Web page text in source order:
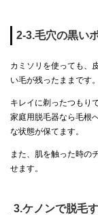
2-3.毛穴の黒い
カミソリを使っても、
い毛が残ったままです。
キレイに剃ったつもり
家庭用脱毛器なら毛根
な状態が保てます。
また、肌を触った時の
せます。
3.ケノンで脱毛